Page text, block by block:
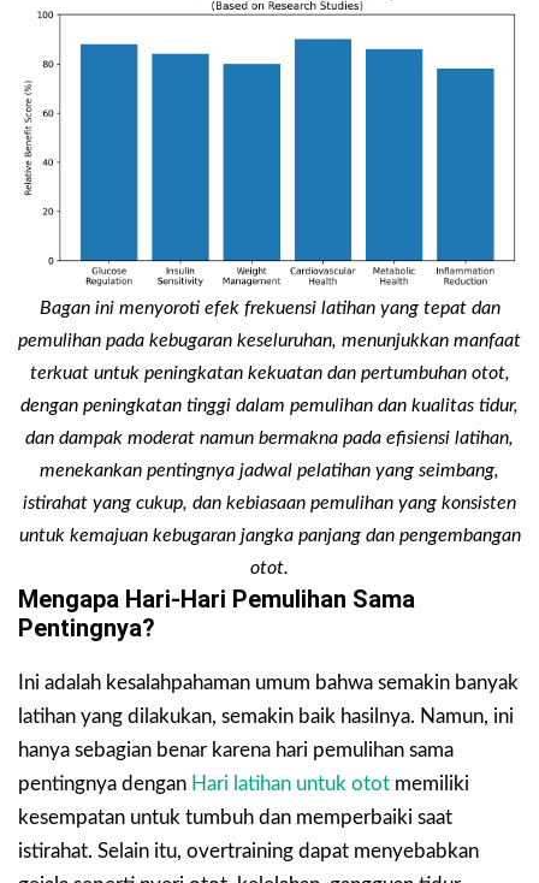
Bagan ini menyoroti efek frekuensi latihan yang tepat dan
pemulihan pada kebugaran keseluruhan, menunjukkan manfaat
terkuat untuk peningkatan kekuatan dan pertumbuhan otot,
dengan peningkatan tinggi dalam pemulihan dan kualitas tidur,
dan dampak moderat namun bermakna pada efisiensi latihan,
menekankan pentingnya jadwal pelatihan yang seimbang,
istirahat yang cukup, dan kebiasaan pemulihan yang konsisten
untuk kemajuan kebugaran jangka panjang dan pengembangan
otot.
Mengapa Hari-Hari Pemulihan Sama
Pentingnya?
Ini adalah kesalahpahaman umum bahwa semakin banyak
latihan yang dilakukan, semakin baik hasilnya. Namun, ini
hanya sebagian benar karena hari pemulihan sama
pentingnya dengan Hari latihan untuk otot memiliki
kesempatan untuk tumbuh dan memperbaiki saat
istirahat. Selain itu, overtraining dapat menyebabkan